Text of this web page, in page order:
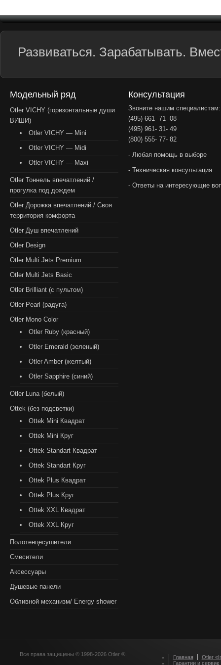
Развиваться. Зарабатывать.
Модельный ряд
Otler VICHY (горизонтальные души
ВИШИ)
Otler VICHY — Mini
Otler VICHY — Midi
Otler VICHY — Maxi
Otler Тоннель впечатлений /
прогулка под дождем
Otler Дорожка впечатлений / Своя
территория комфорта
Otler Душ впечатлений
Otler Design
Otler Multi Jets Premium
Otler Multi Jets Basic
Otler Brilliant (с пультом)
Otler Pearl (радуга)
Otler Mono Color
Otler Ruby (красный)
Otler Emerald (зеленый)
Otler Amber (желтый)
Otler Sapphire (синий)
Otler Luna (белый)
Ottek (без подсветки)
Ottek Mini Квадрат
Ottek Mini Круг
Ottek Standart Квадрат
Ottek Standart Круг
Ottek Plus Квадрат
Ottek Plus Круг
Ottek XXL Квадрат
Ottek XXL Круг
Полотенцесушители
Смесители
Аксессуары
Душевые панели
Обливной механизм/ Energy shower
Консультация
Звоните нашим специалистам:
(495) 661- 71- 08
(495) 961- 31- 49
(800) 555- 77- 82
- Любая помощь в выборе
- Техническая консультация
- Ответы на интересующие
Все права защищены © 1998-2026 Otler ®. Главная
Otler
Гарантии и сервис